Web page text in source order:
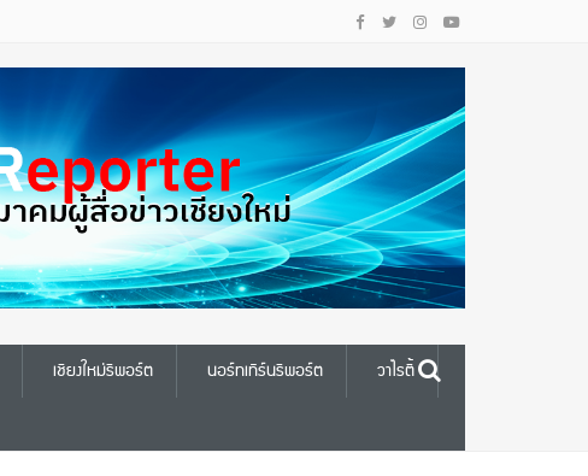
เชียงใหม่รีพอร์ต นอร์ทเทิร์นรีพอร์ต
วาไรตี้